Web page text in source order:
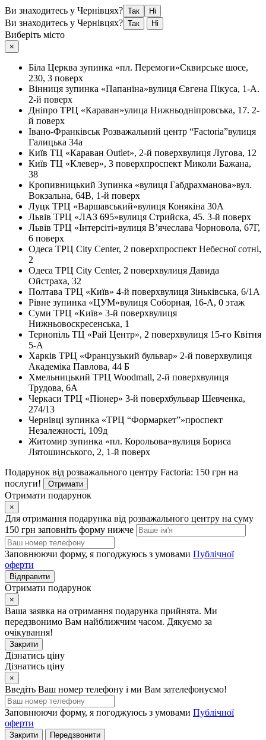
Ви знаходитесь у Чернівцях? Так Ні
Ви знаходитесь у Чернівцях? Так Ні
Виберіть місто
×
Біла Церква зупинка «пл. Перемоги»Сквирське шосе,
230, 3 поверх
Вінниця зупинка «Папаніна»вулиця Євгена Пікуса, 1-А.
2-й поверх
Дніпро ТРЦ «Караван»улица Нижньодніпровська, 17. 2-
й поверх
Івано-Франківськ Розважальний центр “Factoria”вулиця
Галицька 34а
Київ ТЦ «Караван Outlet», 2-й поверхвулиця Лугова, 12
Київ ТЦ «Клевер», 3 поверхпроспект Миколи Бажана,
38
Кропивницький Зупинка «вулиця Габдрахманова»вул.
Вокзальна, 64В, 1-й поверх
Луцк ТРЦ «Варшавський»вулиця Конякіна 30А
Львів ТРЦ «ЛАЗ 695»вулиця Стрийска, 45. 3-й поверх
Львів ТРЦ «Інтерсіті»вулиця В’ячеслава Чорновола, 67Г,
6 поверх
Одеса ТРЦ City Center, 2 поверхпроспект Небесної сотні,
2
Одеса ТРЦ City Center, 2 поверхвулиця Давида
Ойстраха, 32
Полтава ТРЦ «Київ» 4-й поверхвулиця Зіньківська, 6/1А
Рівне зупинка «ЦУМ»вулиця Соборная, 16-А, 0 этаж
Суми ТРЦ «Київ» 3-й поверхвулиця
Нижньовоскресенська, 1
Тернопіль ТЦ «Рай Центр», 2 поверхвулиця 15-го Квітня
5-А
Харків ТРЦ «Французький бульвар» 2-й поверхвулиця
Академіка Павлова, 44 Б
Хмельницький ТРЦ Woodmall, 2-й поверхвулиця
Трудова, 6А
Черкаси ТРЦ «Піонер» 3-й поверхбульвар Шевченка,
274/13
Чернівці зупинка «ТРЦ “Формаркет”»проспект
Незалежності, 109д
Житомир зупинка «пл. Корольова»вулиця Бориса
Лятошинського, 2, 1-й поверх
Подарунок від розважального центру Factoria: 150 грн на
послуги!
Отримати
Отримати подарунок
×
Для отримання подарунка від розважального центру на суму
150 грн заповніть форму нижче
Заповнюючи форму, я погоджуюсь з умовами Публічної
оферти
Відправити
Отримати подарунок
×
Ваша заявка на отримання подарунка прийнята. Ми
передзвонимо Вам найближчим часом. Дякуємо за
очікування!
Закрити
Дізнатись ціну
Дізнатись ціну
×
Введіть Ваш номер телефону і ми Вам зателефонуємо!
Заповнюючи форму, я погоджуюсь з умовами Публічної
оферти
Закрити Передзвонити